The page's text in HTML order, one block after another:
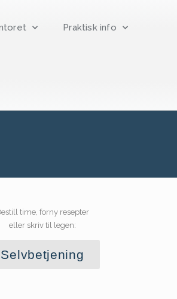
Praktisk info
time, forny resepter
eller skriv til legen:
Selvbetjening